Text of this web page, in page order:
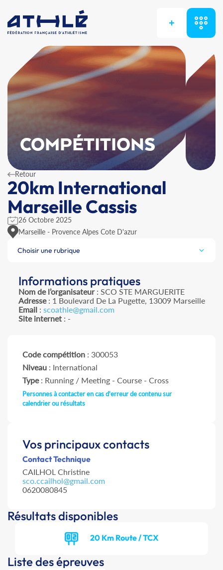
+
COMPÉTITIONS
Retour
20km International
Marseille Cassis
26 Octobre 2025
Marseille - Provence Alpes Cote D'azur
Choisir une rubrique
Informations pratiques
Nom de l’organisateur: SCO STE MARGUERITE
Adresse: 1 Boulevard De La Pugette, 13009 Marseille
Email: scoathle@gmail.com
Site internet: -
Code compétition : 300053
Niveau : International
Type: Running / Meeting - Course - Cross
Personnes à contacter en cas d'erreur de contenu sur
calendrier ou résultats
Vos principaux contacts
Contact Technique
CAILHOL Christine
sco.ccailhol@gmail.com
0620080845
Résultats disponibles
20 Km Route / TCX
Liste des épreuves